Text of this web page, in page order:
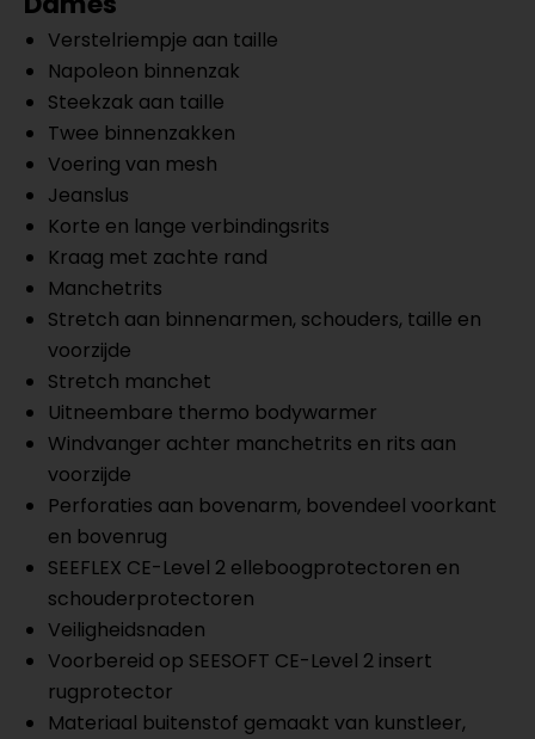
Verstelriempje aan taille
Napoleon binnenzak
Steekzak aan taille
Twee binnenzakken
Voering van mesh
Jeanslus
Korte en lange verbindingsrits
Kraag met zachte rand
Manchetrits
Stretch aan binnenarmen, schouders, taille en
voorzijde
Stretch manchet
Uitneembare thermo bodywarmer
Windvanger achter manchetrits en rits aan
voorzijde
Perforaties aan bovenarm, bovendeel voorkant
en bovenrug
SEEFLEX CE-Level 2 elleboogprotectoren en
schouderprotectoren
Veiligheidsnaden
Voorbereid op SEESOFT CE-Level 2 insert
rugprotector
Materiaal buitenstof gemaakt van kunstleer,